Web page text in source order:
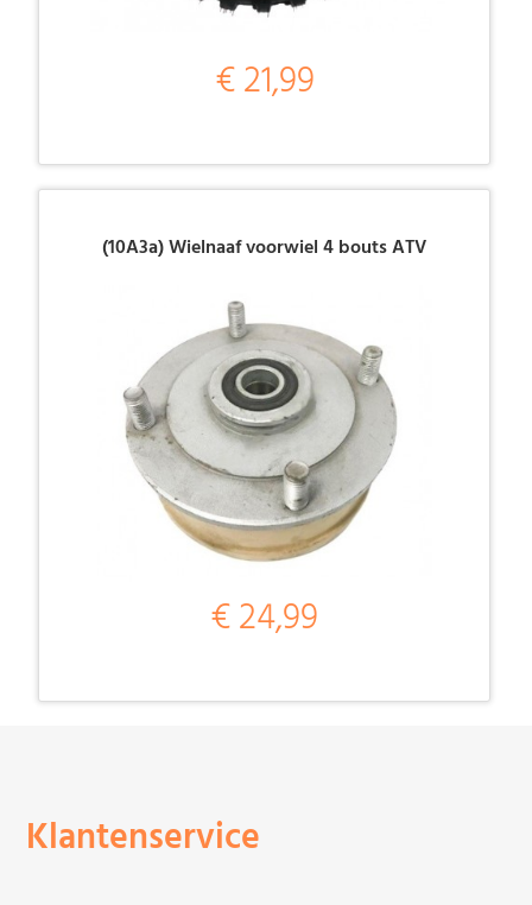
€ 21,99
(10A3a) Wielnaaf voorwiel 4 bouts ATV
€ 24,99
Klantenservice